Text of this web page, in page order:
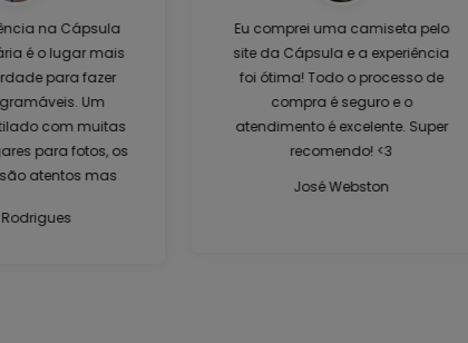
na Cápsula
é o lugar mais
para fazer
Um
com muitas
para fotos, os
atentos mas
mais vezes para
Eu comprei uma camiseta pelo
site da Cápsula e a experiência
foi ótima! Todo o processo de
compra é seguro e o
atendimento é excelente. Super
recomendo! <3
José Webston